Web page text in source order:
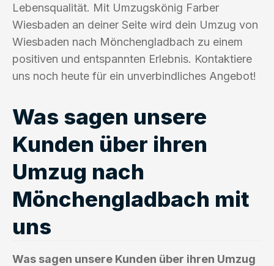
Lebensqualität. Mit Umzugskönig Farber
Wiesbaden an deiner Seite wird dein Umzug von
Wiesbaden nach Mönchengladbach zu einem
positiven und entspannten Erlebnis. Kontaktiere
uns noch heute für ein unverbindliches Angebot!
Was sagen unsere
Kunden über ihren
Umzug nach
Mönchengladbach mit
uns
Was sagen unsere Kunden über ihren Umzug